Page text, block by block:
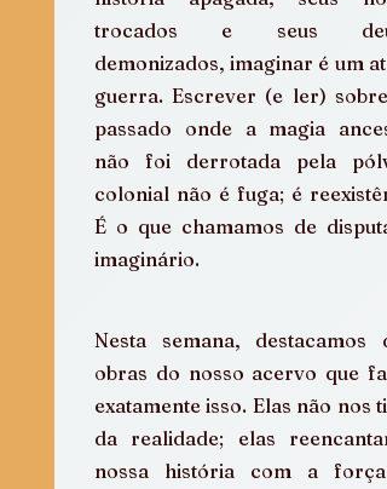
trocados e seus
demonizados, imaginar é um
guerra. Escrever (e ler) sobre
passado onde a magia
não foi derrotada pela
colonial não é fuga; é
É o que chamamos de
imaginário.
Nesta semana, destacamos
obras do nosso acervo que
exatamente isso. Elas não nos
da realidade; elas
nossa história com a força